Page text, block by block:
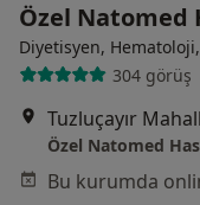
Özel Natomed
Diyetisyen,
304 görüş
Özel Natomed